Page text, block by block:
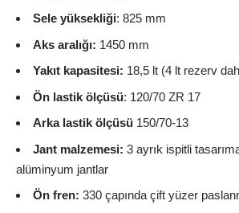
Sele yüksekliği: 825 mm
Aks aralığı: 1450 mm
Yakıt kapasitesi: 18,5 lt (4 lt rezerv
Ön lastik ölçüsü: 120/70 ZR 17
Arka lastik ölçüsü 150/70-13
Jant malzemesi: 3 ayrık ispitli
alüminyum jantlar
Ön fren: 330 çapında çift yüzer